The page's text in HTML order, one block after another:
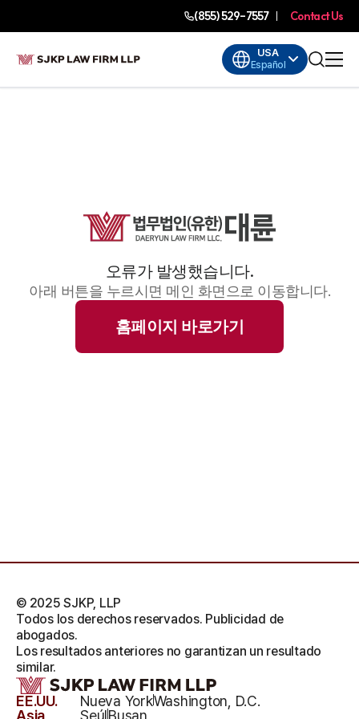
(855) 529-7557 Contact Us
USA
Español
오류가 발생했습니다.
아래 버튼을 누르시면 메인 화면으로 이동합니다.
홈페이지 바로가기
EE.UU. Nueva YorkWashington, D.C.
© 2025 SJKP, LLP
Todos los derechos reservados. Publicidad de
abogados.
Los resultados anteriores no garantizan un resultado
similar.